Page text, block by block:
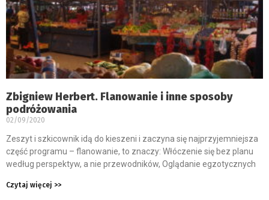
Zbigniew Herbert. Flanowanie i inne sposoby
podróżowania
02/09/2020
Zeszyt i szkicownik idą do kieszeni i zaczyna się najprzyjemniejsza
część programu – flanowanie, to znaczy: Włóczenie się bez planu
według perspektyw, a nie przewodników, Oglądanie egzotycznych
Czytaj więcej >>